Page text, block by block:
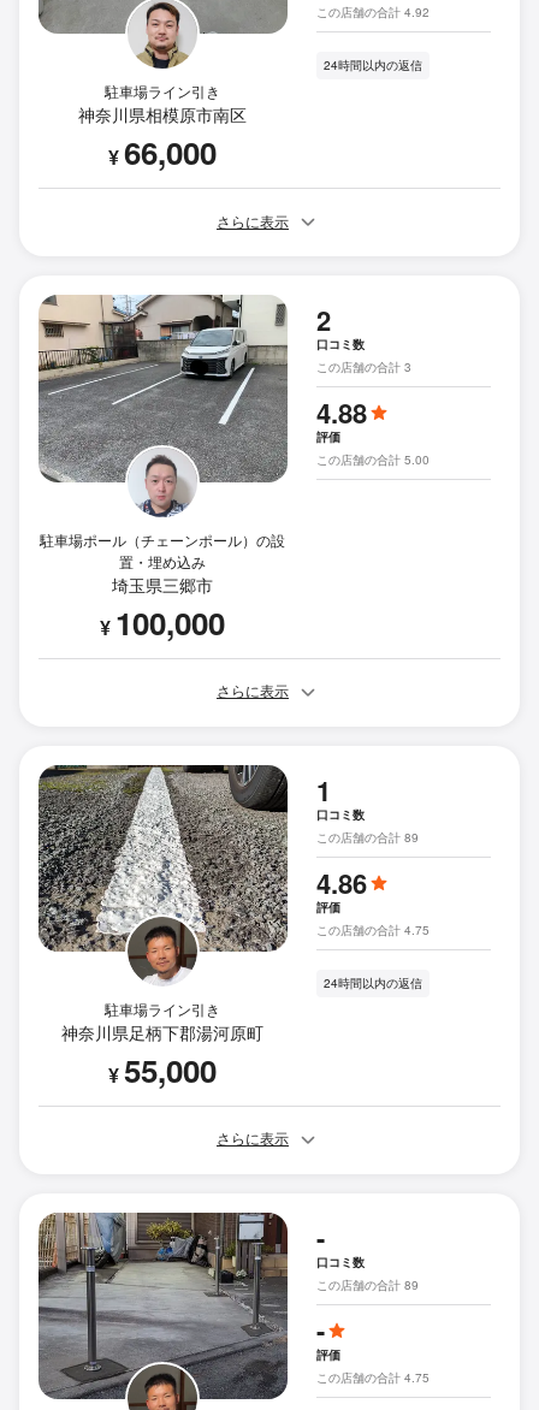
駐車場ライン引き
神奈川県相模原市南区
¥66,000
この店舗の合計 4.92
24時間以内の返信
さらに表示
駐車場ポール（チェーンポール）の設
置・埋め込み
埼玉県三郷市
¥ 100,000
2
口コミ数
この店舗の合計 3
4.88
評価
この店舗の合計 5.00
さらに表示
駐車場ライン引き
神奈川県足柄下郡湯河原町
¥55,000
1
口コミ数
この店舗の合計 89
4.86
評価
この店舗の合計 4.75
24時間以内の返信
さらに表示
-
口コミ数
この店舗の合計 89
-
評価
この店舗の合計 4.75